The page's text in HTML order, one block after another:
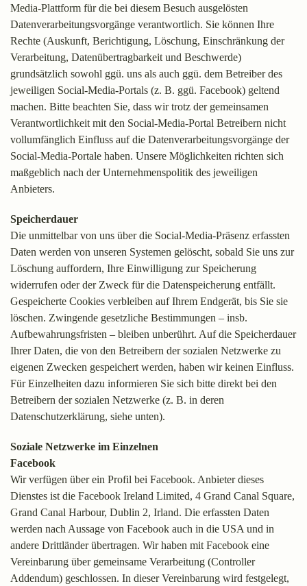
Media-Plattform für die bei diesem Besuch ausgelösten
Datenverarbeitungsvorgänge verantwortlich. Sie können Ihre
Rechte (Auskunft, Berichtigung, Löschung, Einschränkung der
Verarbeitung, Datenübertragbarkeit und Beschwerde)
grundsätzlich sowohl ggü. uns als auch ggü. dem Betreiber des
jeweiligen Social-Media-Portals (z. B. ggü. Facebook) geltend
machen. Bitte beachten Sie, dass wir trotz der gemeinsamen
Verantwortlichkeit mit den Social-Media-Portal Betreibern nicht
vollumfänglich Einfluss auf die Datenverarbeitungsvorgänge der
Social-Media-Portale haben. Unsere Möglichkeiten richten sich
maßgeblich nach der Unternehmenspolitik des jeweiligen
Anbieters.
Speicherdauer
Die unmittelbar von uns über die Social-Media-Präsenz erfassten
Daten werden von unseren Systemen gelöscht, sobald Sie uns zur
Löschung auffordern, Ihre Einwilligung zur Speicherung
widerrufen oder der Zweck für die Datenspeicherung entfällt.
Gespeicherte Cookies verbleiben auf Ihrem Endgerät, bis Sie sie
löschen. Zwingende gesetzliche Bestimmungen – insb.
Aufbewahrungsfristen – bleiben unberührt. Auf die Speicherdauer
Ihrer Daten, die von den Betreibern der sozialen Netzwerke zu
eigenen Zwecken gespeichert werden, haben wir keinen Einfluss.
Für Einzelheiten dazu informieren Sie sich bitte direkt bei den
Betreibern der sozialen Netzwerke (z. B. in deren
Datenschutzerklärung, siehe unten).
Soziale Netzwerke im Einzelnen
Facebook
Wir verfügen über ein Profil bei Facebook. Anbieter dieses
Dienstes ist die Facebook Ireland Limited, 4 Grand Canal Square,
Grand Canal Harbour, Dublin 2, Irland. Die erfassten Daten
werden nach Aussage von Facebook auch in die USA und in
andere Drittländer übertragen. Wir haben mit Facebook eine
Vereinbarung über gemeinsame Verarbeitung (Controller
Addendum) geschlossen. In dieser Vereinbarung wird festgelegt,